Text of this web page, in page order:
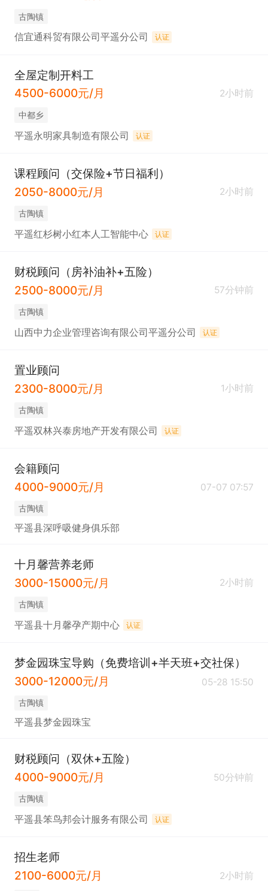
古陶镇
信宜通科贸有限公司平遥分公司 认证
全屋定制开料工
4500-6000元/月
2小时前
中都乡
平遥永明家具制造有限公司 认证
课程顾问（交保险+节日福利）
2050-8000元/月
2小时前
古陶镇
平遥红杉树小红本人工智能中心 认证
财税顾问（房补油补+五险）
2500-8000元/月
57分钟前
古陶镇
山西中力企业管理咨询有限公司平遥分公司 认证
置业顾问
2300-8000元/月
1小时前
古陶镇
平遥双林兴泰房地产开发有限公司 认证
会籍顾问
4000-9000元/月
07-07 07:57
古陶镇
平遥县深呼吸健身俱乐部
十月馨营养老师
3000-15000元/月
2小时前
古陶镇
平遥县十月馨孕产期中心 认证
梦金园珠宝导购（免费培训+半天班+交社保）
3000-12000元/月
05-28 15:50
古陶镇
平遥县梦金园珠宝
财税顾问（双休+五险）
4000-9000元/月
50分钟前
古陶镇
平遥县笨鸟邦会计服务有限公司 认证
招生老师
2100-6000元/月
2小时前